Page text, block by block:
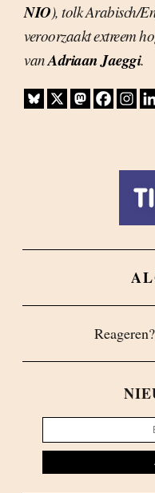
NIO), tolk Arabisch/
veroorzaakt extreem
vanAdriaan Jaeggi.
Reageren?